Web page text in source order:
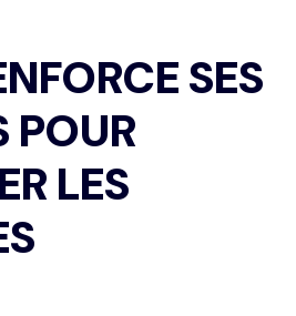
SES
POUR
LES